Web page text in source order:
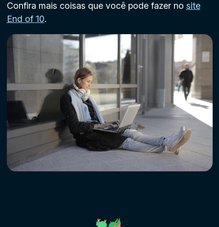
Confira mais coisas que você pode fazer no site
End of 10.